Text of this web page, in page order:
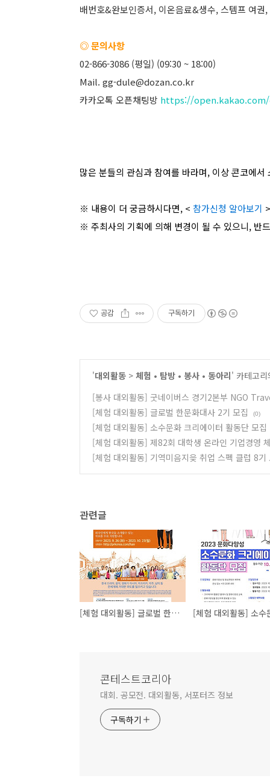
배번호&완보인증서, 이온음료&생수, 스템프 여권
◎ 문의사항
02-866-3086 (평일) (09:30 ~ 18:00)
Mail. gg-dule@dozan.co.kr
카카오톡 오픈채팅방 https://
많은 분들의 관심과 참여를 바라며, 이상 콘코에서
※ 내용이 더 궁금하시다면, < 참가신청 알아보기
※ 주최사의 기획에 의해 변경이 될 수 있으니, 반
공감 구독하기
'대외활동 > 체험 • 탐방 • 봉사 • 동아리' 카테고
[봉사 대외활동] 굿네이버스 경기2본부 NGO
[체험 대외활동] 글로벌 한문화대사 2기 모집
(0)
[체험 대외활동] 소수문화 크리에이터 활동단 모집
[체험 대외활동] 제82회 대학생 온라인 기업경영
[체험 대외활동] 기역미음지읒 취업 스펙 클럽 8기
관련글
[체험 대외활동] 글로벌 한문화대사 2기 모집
콘테스트코리아
대회. 공모전. 대외활동, 서포터즈 정보
구독하기